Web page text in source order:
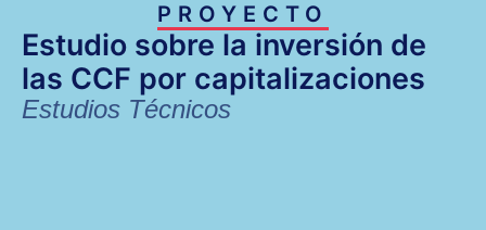
PROYECTO
Estudio sobre la inversión de
las CCF por capitalizaciones
Estudios Técnicos